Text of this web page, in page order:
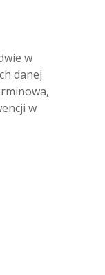
w
danej
w